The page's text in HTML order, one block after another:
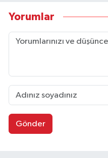
Yorumlar
Gönder